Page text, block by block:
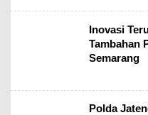
Inovasi
Tambahan
Semarang
Polda